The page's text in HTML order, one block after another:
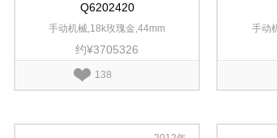
Q6202420
手动机械,18k玫瑰金,44mm
约¥3705326
138
手动